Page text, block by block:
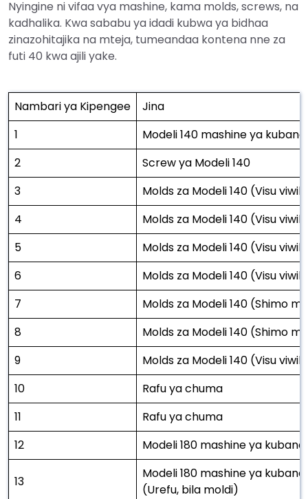
Nyingine ni vifaa vya mashine, kama molds, screws, na
kadhalika. Kwa sababu ya idadi kubwa ya bidhaa
zinazohitajika na mteja, tumeandaa kontena nne za
futi 40 kwa ajili yake.
Nambari ya Kipengee
Jina
1
Modeli 140 mashine ya
2
Screw ya Modeli 140
3
Molds za Modeli 140 (Visu
4
Molds za Modeli 140 (Visu
5
Molds za Modeli 140 (Visu
6
Molds za Modeli 140 (Visu
7
Molds za Modeli 140 (Shimo
8
Molds za Modeli 140 (Shimo
9
Molds za Modeli 140 (Visu
10
Rafu ya chuma
11
Rafu ya chuma
12
Modeli 180 mashine ya
13
Modeli 180 mashine ya
(Urefu, bila moldi)